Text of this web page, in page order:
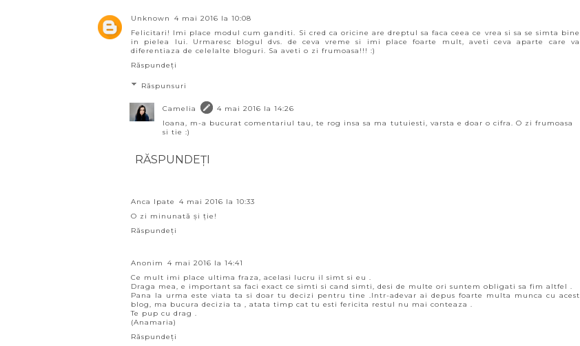
Unknown
4 mai 2016 la 10:08
Felicitari! Imi place modul cum ganditi. Si cred ca oricine are dreptul sa faca ceea ce vrea si sa se simta bine
in pielea lui. Urmaresc blogul dvs. de ceva vreme si imi place foarte mult, aveti ceva aparte care va
diferentiaza de celelalte bloguri. Sa aveti o zi frumoasa!!! :)
Răspundeți
Răspunsuri
Camelia
4 mai 2016 la 14:26
Ioana, m-a bucurat comentariul tau, te rog insa sa ma tutuiesti, varsta e doar o cifra. O zi frumoasa
si tie :)
RĂSPUNDEȚI
Anca Ipate
4 mai 2016 la 10:33
O zi minunată și ție!
Răspundeți
Anonim
4 mai 2016 la 14:41
Ce mult imi place ultima fraza, acelasi lucru il simt si eu .
Draga mea, e important sa faci exact ce simti si cand simti, desi de multe ori suntem obligati sa fim altfel .
Pana la urma este viata ta si doar tu decizi pentru tine .Intr-adevar ai depus foarte multa munca cu acest
blog, ma bucura decizia ta , atata timp cat tu esti fericita restul nu mai conteaza .
Te pup cu drag .
(Anamaria)
Răspundeți